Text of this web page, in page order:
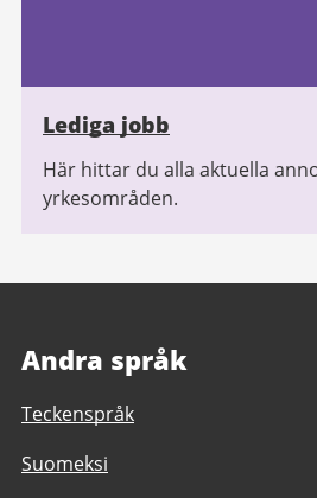
Lediga jobb
Här hittar du alla aktuella
yrkesområden.
Andra språk
Teckenspråk
Suomeksi